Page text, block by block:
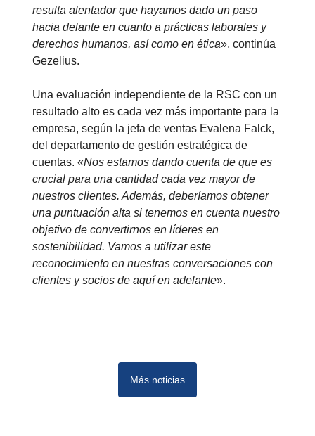
resulta alentador que hayamos dado un paso
hacia delante en cuanto a prácticas laborales y
derechos humanos, así como en ética», continúa
Gezelius.
Una evaluación independiente de la RSC con un
resultado alto es cada vez más importante para la
empresa, según la jefa de ventas Evalena Falck,
del departamento de gestión estratégica de
cuentas. «Nos estamos dando cuenta de que es
crucial para una cantidad cada vez mayor de
nuestros clientes. Además, deberíamos obtener
una puntuación alta si tenemos en cuenta nuestro
objetivo de convertirnos en líderes en
sostenibilidad. Vamos a utilizar este
reconocimiento en nuestras conversaciones con
clientes y socios de aquí en adelante».
Más noticias